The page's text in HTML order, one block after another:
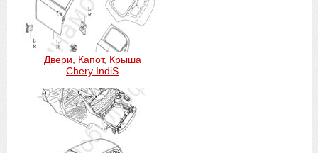
Двери, Капот, Крыша
Chery IndiS